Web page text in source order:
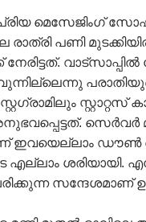
മെസേജിംഗ്
രാത്രി പണി
സെര്‍വര്‍
ഇവയെല്ലാം ഡൗണ്‍
ശരിയായി.